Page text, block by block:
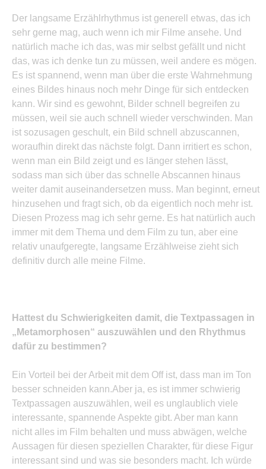
Der langsame Erzählrhythmus ist generell etwas, das ich
sehr gerne mag, auch wenn ich mir Filme ansehe. Und
natürlich mache ich das, was mir selbst gefällt und nicht
das, was ich denke tun zu müssen, weil andere es mögen.
Es ist spannend, wenn man über die erste Wahrnehmung
eines Bildes hinaus noch mehr Dinge für sich entdecken
kann. Wir sind es gewohnt, Bilder schnell begreifen zu
müssen, weil sie auch schnell wieder verschwinden. Man
ist sozusagen geschult, ein Bild schnell abzuscannen,
woraufhin direkt das nächste folgt. Dann irritiert es schon,
wenn man ein Bild zeigt und es länger stehen lässt,
sodass man sich über das schnelle Abscannen hinaus
weiter damit auseinandersetzen muss. Man beginnt, erneut
hinzusehen und fragt sich, ob da eigentlich noch mehr ist.
Diesen Prozess mag ich sehr gerne. Es hat natürlich auch
immer mit dem Thema und dem Film zu tun, aber eine
relativ unaufgeregte, langsame Erzählweise zieht sich
definitiv durch alle meine Filme.
Hattest du Schwierigkeiten damit, die Textpassagen in
„Metamorphosen“ auszuwählen und den Rhythmus
dafür zu bestimmen?
Ein Vorteil bei der Arbeit mit dem Off ist, dass man im Ton
besser schneiden kann.Aber ja, es ist immer schwierig
Textpassagen auszuwählen, weil es unglaublich viele
interessante, spannende Aspekte gibt. Aber man kann
nicht alles im Film behalten und muss abwägen, welche
Aussagen für diesen speziellen Charakter, für diese Figur
interessant sind und was sie besonders macht. Ich würde